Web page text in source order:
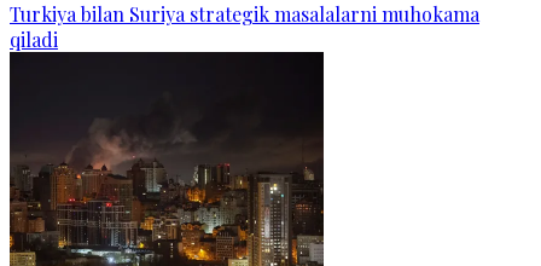
Turkiya bilan Suriya strategik masalalarni muhokama
qiladi